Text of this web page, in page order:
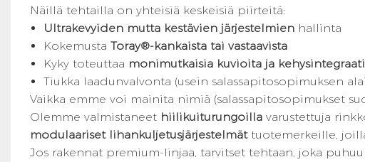
Näillä tehtailla on yhteisiä keskeisiä piirteitä:
Ultrakevyiden mutta kestävien järjestelmien hallinta
KokemustaToray®-kankaista tai vastaavista
Kyky toteuttaa monimutkaisia ​​kuvioita ja
Tiukka laadunvalvonta (usein salassapitosopimuksen
Vaikka emme voi mainita nimiä (salassapitosopimukset
Olemme valmistaneet hiilikuiturungoillavarustettuja
modulaariset lihankuljetusjärjestelmättuotemerkeille,
Jos rakennat premium-linjaa, tarvitset tehtaan, joka